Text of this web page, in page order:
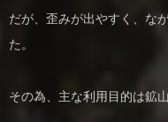
だが、歪みが出やすく、な
た。
その為、主な利用目的は鉱